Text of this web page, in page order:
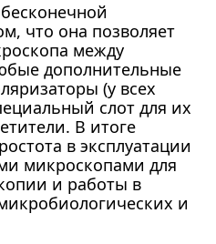
что она позволяет
между
дополнительные
(у всех
слот для их
В итоге
в эксплуатации
микроскопами для
и работы в
и